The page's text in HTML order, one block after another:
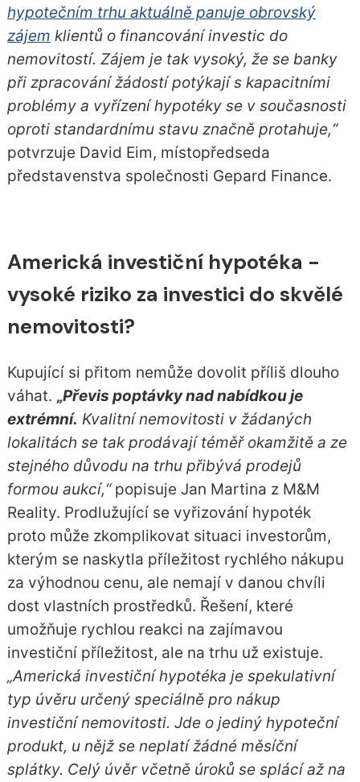
hypotečním trhu aktuálně panuje obrovský
zájem klientů o financování investic do
nemovitostí. Zájem je tak vysoký, že se banky
při zpracování žádostí potýkají s kapacitními
problémy a vyřízení hypotéky se v současnosti
oproti standardnímu stavu značně protahuje,“
potvrzuje David Eim, místopředseda
představenstva společnosti Gepard Finance.
Americká investiční hypotéka -
vysoké riziko za investici do skvělé
nemovitosti?
Kupující si přitom nemůže dovolit příliš dlouho
váhat. „Převis poptávky nad nabídkou je
extrémní. Kvalitní nemovitosti v žádaných
lokalitách se tak prodávají téměř okamžitě a ze
stejného důvodu na trhu přibývá prodejů
formou aukcí,“ popisuje Jan Martina z M&M
Reality. Prodlužující se vyřizování hypoték
proto může zkomplikovat situaci investorům,
kterým se naskytla příležitost rychlého nákupu
za výhodnou cenu, ale nemají v danou chvíli
dost vlastních prostředků. Řešení, které
umožňuje rychlou reakci na zajímavou
investiční příležitost, ale na trhu už existuje.
„Americká investiční hypotéka je spekulativní
typ úvěru určený speciálně pro nákup
investiční nemovitosti. Jde o jediný hypoteční
produkt, u nějž se neplatí žádné měsíční
splátky. Celý úvěr včetně úroků se splácí až na